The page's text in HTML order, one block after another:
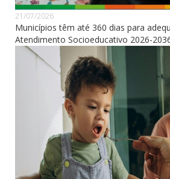
21/07/2026
Municípios têm até 360 dias para
Atendimento Socioeducativo 2026-